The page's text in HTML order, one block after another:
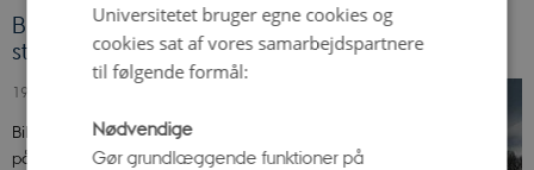
Billetsalget til Ole Rømer-Observatoriet er
startet
19. august 2020
Billetsalget til efterårssæsonen 2020 er skudt igang
på Ole Rømer-Observatoriet. Og der er rift om
Universitetet bruger egne cookies og
cookies sat af vores samarbejdspartnere
til følgende formål:
Nødvendige
Gør grundlæggende funktioner på